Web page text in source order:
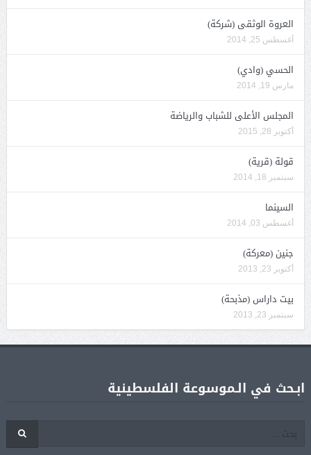
العروة الوثقى (شركة)
أغسطس 25, 2014
الحسي (وادي)
مارس 19, 2014
المجلس الأعلى للشباب والرياضة
أكتوبر 28, 2015
قولة (قرية)
سبتمبر 18, 2014
السينما
أغسطس 03, 2014
جنين (معركة)
أكتوبر 23, 2013
بيت داراس (مذبحة)
سبتمبر 23, 2013
ابـحث في الـموسوعة الفلسطينية